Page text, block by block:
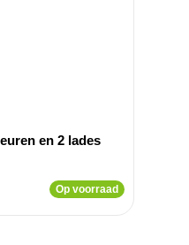
en 2 lades
Op voorraad